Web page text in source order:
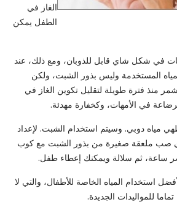
الغاز في
الطفل يمكن
في شكل شاي قابل للذوبان، ومع ذلك، عند
المستخدمة وليس بذور الشبت، ولكن
منذ فترة طويلة لتقليل تكوين الغاز في
في الأمهات، وكخفارة مهدئة.
مياه دوبي. وسيتم استخدام الشبت. لإعداد
صب ملعقة صغيرة من بذور الشبت مع كوب
ساعة، ثم سلالة ويمكنك إعطاء طفل.
استخدام المياه الخاصة للأطفال، والتي لا
للمواليدات الجديدة.